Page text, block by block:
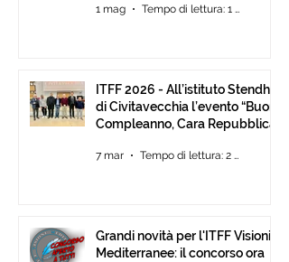
Fino al 30 Giugno
1 mag Tempo di lettura: 1 min
ITFF 2026 - All’istituto Stendhal
di Civitavecchia l’evento “Buon
Compleanno, Cara Repubblica”
7 mar Tempo di lettura: 2 min
Grandi novità per l'ITFF Visioni
Mediterranee: il concorso ora